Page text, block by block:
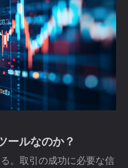
ールなのか？
。取引の成功に必要な信